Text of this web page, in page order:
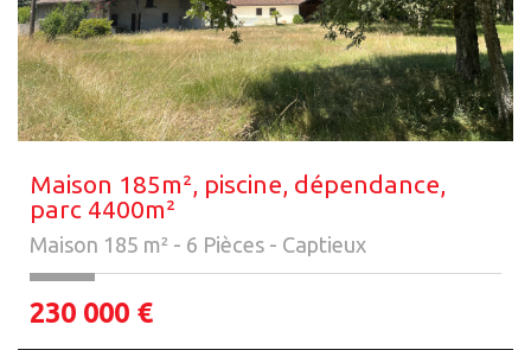
Maison 185m², piscine, dépendance,
parc 4400m²
Maison 185 m² - 6 Pièces - Captieux
230 000 €